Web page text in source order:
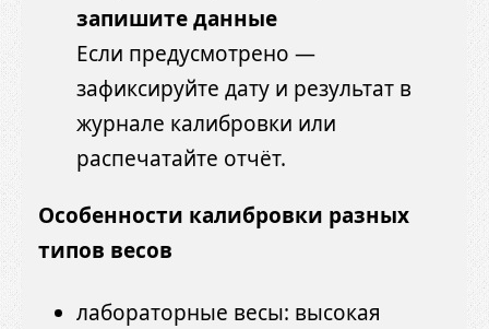
запишите данные
Если предусмотрено —
зафиксируйте дату и результат в
журнале калибровки или
распечатайте отчёт.
Особенности калибровки разных
типов весов
лабораторные весы: высокая